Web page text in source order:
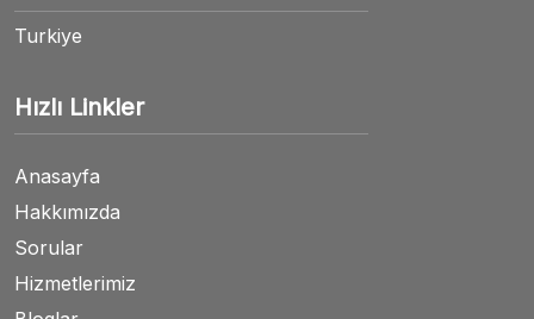
Turkiye
Hızlı Linkler
Anasayfa
Hakkımızda
Sorular
Hizmetlerimiz